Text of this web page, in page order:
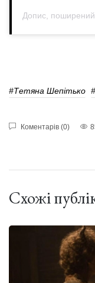
Допис,
#Тетяна Шепітько
Коментарів (0)
Схожі